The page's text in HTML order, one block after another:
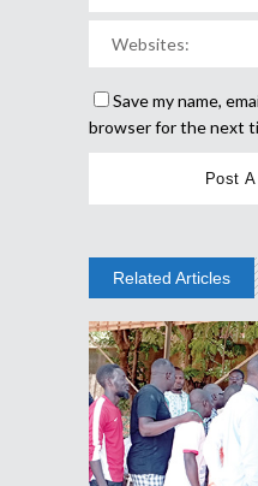
Save my name,
browser for the next
Related Articles